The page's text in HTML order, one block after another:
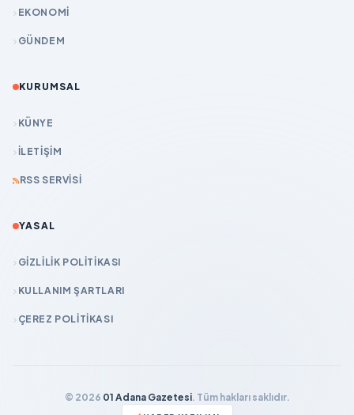
EKONOMİ
GÜNDEM
KURUMSAL
KÜNYE
İLETIŞIM
RSS SERVISI
YASAL
GIZLILIK POLITIKASI
KULLANIM ŞARTLARI
ÇEREZ POLITIKASI
© 2026 01 Adana Gazetesi. Tüm hakları saklıdır.